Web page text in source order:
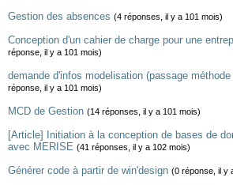
Gestion des absences (4 réponses, il y a 101 mois)
Conception d'un cahier de charge pour une
réponse, il y a 101 mois)
demande d'infos modelisation (passage
réponse, il y a 101 mois)
MCD de Gestion (14 réponses, il y a 101 mois)
[Article] Initiation à la conception de bases de
avec MERISE (41 réponses, il y a 102 mois)
Générer code à partir de win'design (0 réponse, il y